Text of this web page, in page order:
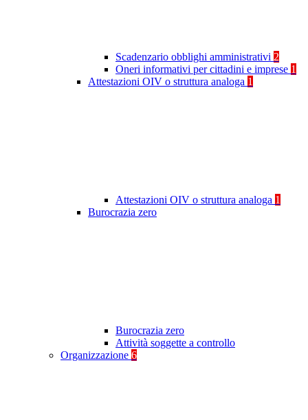
Scadenzario obblighi amministrativi 2
Oneri informativi per cittadini e imprese 1
Attestazioni OIV o struttura analoga 1
Attestazioni OIV o struttura analoga 1
Burocrazia zero
Burocrazia zero
Attività soggette a controllo
Organizzazione 6